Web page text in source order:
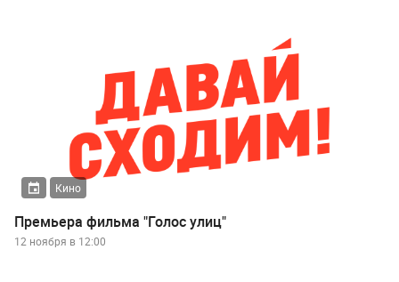
Кино
Премьера фильма "Голос улиц"
12 ноября в 12:00